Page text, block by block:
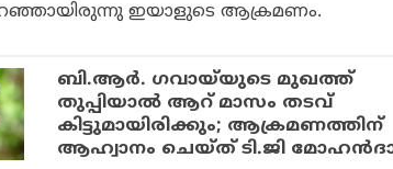
ഇയാളുടെ ആക്രമണം.
ബി.ആര്‍. ഗവായ്‌യുടെ മുഖത്ത്
തുപ്പിയാല്‍ ആറ് മാസം തടവ്
കിട്ടുമായിരിക്കും; ആക്രമണത്തിന്
ആഹ്വാനം ചെയ്ത് ടി.ജി